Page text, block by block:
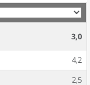
3,0
4,2
2,5